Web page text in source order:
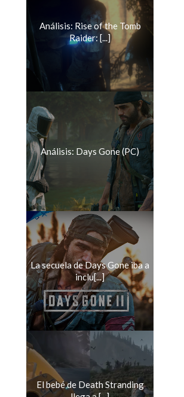
Análisis: Rise of the Tomb
Raider: [...]
Análisis: Days Gone (PC)
La secuela de Days Gone iba a
inclu[...]
El bebé de Death Stranding